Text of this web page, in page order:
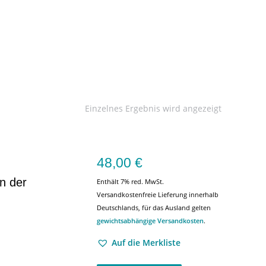
Einzelnes Ergebnis wird angezeigt
der
48,00 €
Enthält 7% red. MwSt.
Versandkostenfreie Lieferung innerhalb
Deutschlands, für das Ausland gelten
gewichtsabhängige Versandkosten.
Auf die Merkliste